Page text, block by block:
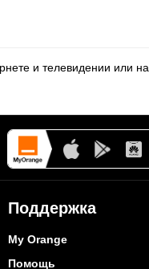
и телевидении или на
Поддержка
My Orange
Помощь